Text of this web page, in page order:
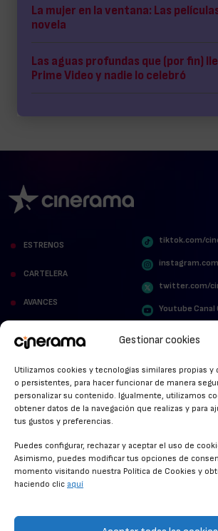
Gestionar cookies
Utilizamos cookies y tecnologías similares propias y
o persistentes, para hacer funcionar de manera
personalizar su contenido. Igualmente, utilizamos
obtener datos de la navegación que realizas y para
tus gustos y preferencias.
Puedes configurar, rechazar y aceptar el uso de
Asimismo, puedes modificar tus opciones de
momento visitando nuestra Política de Cookies y
haciendo clic aquí
La mujer en la ventana: Las
novela
Las aguas profundas que (por fin)
Prime Video y nadie lo celebró
ESTRENOS
CARTELERA
AVANCES
STREAMING NEWS
ANUNCIOS DE CINE
tiktok.com/
twitter.com/
Youtube Canal